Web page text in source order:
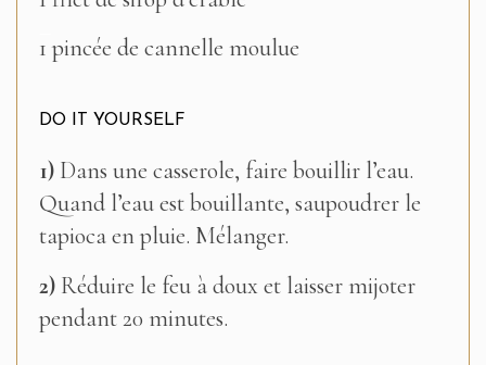
1 pincée de cannelle moulue
DO IT YOURSELF
1) Dans une casserole, faire bouillir l’eau.
Quand l’eau est bouillante, saupoudrer le
tapioca en pluie. Mélanger.
2) Réduire le feu à doux et laisser mijoter
pendant 20 minutes.